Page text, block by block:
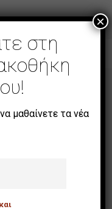
στη
μαθαίνετε τα νέα
×